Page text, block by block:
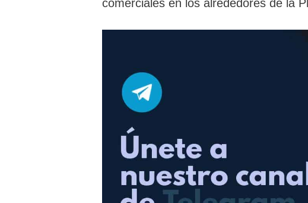
comerciales en los alrededores de la